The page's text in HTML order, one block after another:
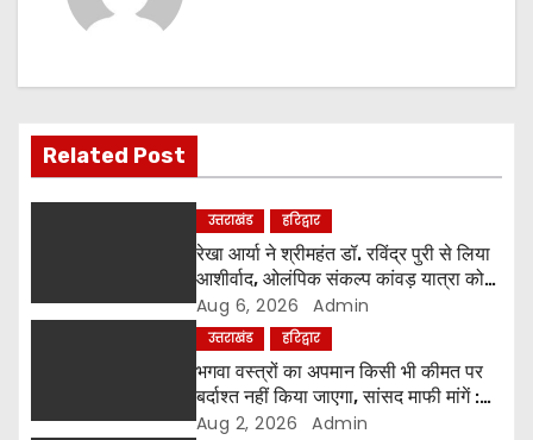
g
a
i
n
Related Post
उत्तराखंड हरिद्वार
रेखा आर्या ने श्रीमहंत डॉ. रविंद्र पुरी से लिया
आशीर्वाद, ओलंपिक संकल्प कांवड़ यात्रा को
मिला संतों का समर्थन
Aug 6, 2026 Admin
उत्तराखंड हरिद्वार
भगवा वस्त्रों का अपमान किसी भी कीमत पर
बर्दाश्त नहीं किया जाएगा, सांसद माफी मांगें :
श्रीमहंत डॉ. रविंद्र पुरी महाराज
Aug 2, 2026 Admin